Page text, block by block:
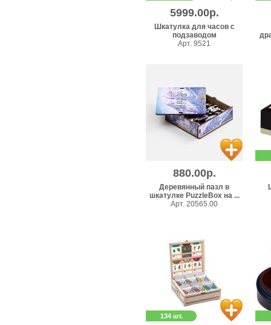
5999.00р.
Шкатулка для часов с
подзаводом
Арт. 9521
880.00р.
Деревянный пазл в
шкатулке PuzzleBox на ...
Арт. 20565.00
134 шт.